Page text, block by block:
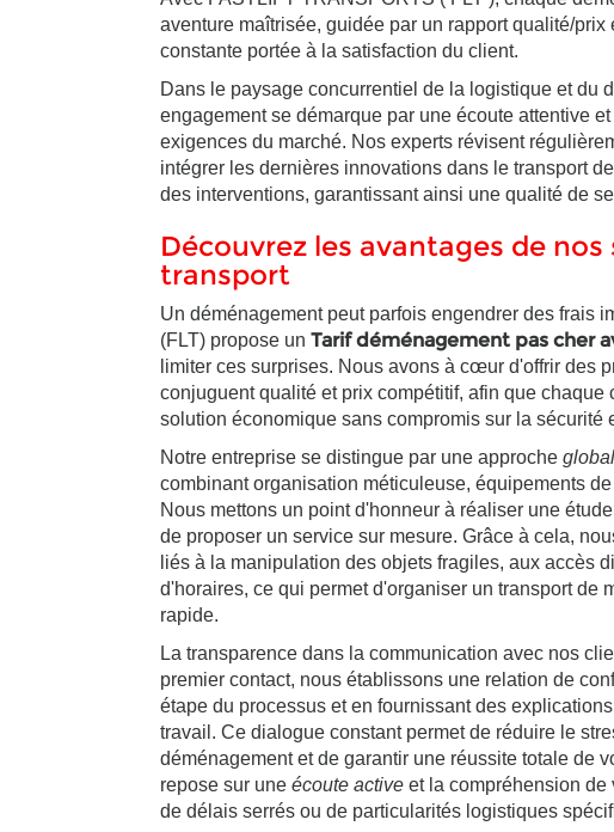
aventure maîtrisée, guidée par un rapport qualité/
constante portée à la satisfaction du client.
Dans le paysage concurrentiel de la logistique et du
engagement se démarque par une écoute attentive
exigences du marché. Nos experts révisent
intégrer les dernières innovations dans le transport
des interventions, garantissant ainsi une qualité de
Découvrez les avantages de nos
transport
Un déménagement peut parfois engendrer des frais
(FLT) propose unTarif déménagement pas cher
limiter ces surprises. Nous avons à cœur d'offrir des
conjuguent qualité et prix compétitif, afin que
solution économique sans compromis sur la sécurité
Notre entreprise se distingue par une approche
combinant organisation méticuleuse, équipements
Nous mettons un point d'honneur à réaliser une
de proposer un service sur mesure. Grâce à cela,
liés à la manipulation des objets fragiles, aux accès
d'horaires, ce qui permet d'organiser un transport de
rapide.
La transparence dans la communication avec nos
premier contact, nous établissons une relation de
étape du processus et en fournissant des
travail. Ce dialogue constant permet de réduire le
déménagement et de garantir une réussite totale de
repose sur uneécoute active et la compréhension
de délais serrés ou de particularités logistiques